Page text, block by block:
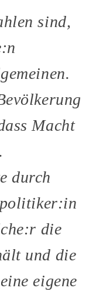
sind,
Macht
durch
die
und die
eigene